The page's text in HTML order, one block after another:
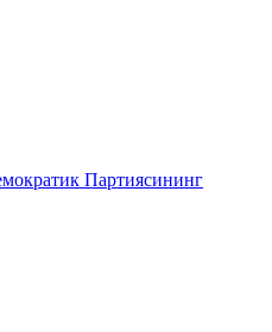
Партиясининг